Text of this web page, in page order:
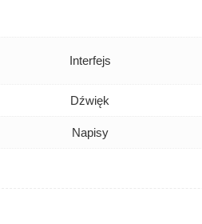
Interfejs
Dźwięk
Napisy